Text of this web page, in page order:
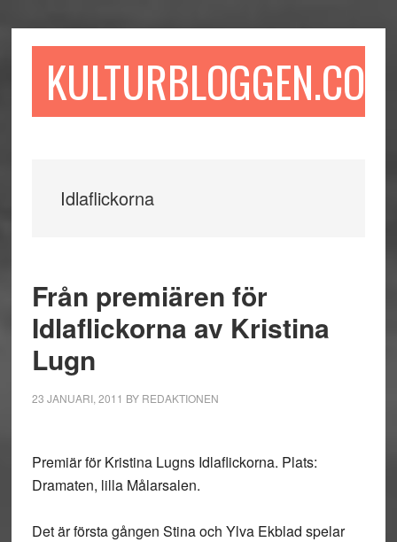
till
till
sidofältet
till
KULTURBLOGGEN.COM
Idlaflickorna
Från premiären för
Idlaflickorna av Kristina
Lugn
23 JANUARI, 2011 BY REDAKTIONEN
Premiär för Kristina Lugns Idlaflickorna. Plats:
Dramaten, lilla Målarsalen.
Det är första gången Stina och Ylva Ekblad spelar